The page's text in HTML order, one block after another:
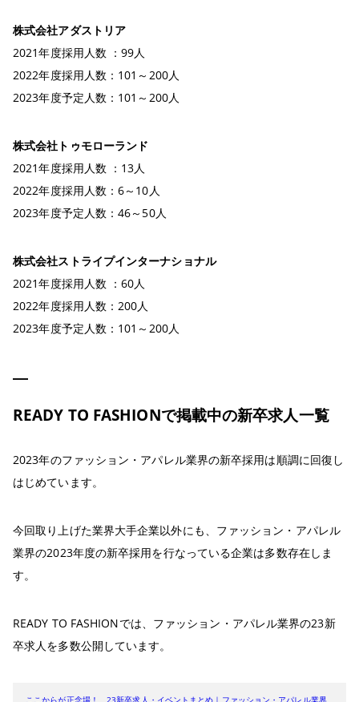
株式会社アダストリア
2021年度採用人数 ：99人
2022年度採用人数：101～200人
2023年度予定人数：101～200人
株式会社トゥモローランド
2021年度採用人数 ：13人
2022年度採用人数：6～10人
2023年度予定人数：46～50人
株式会社ストライプインターナショナル
2021年度採用人数 ：60人
2022年度採用人数：200人
2023年度予定人数：101～200人
READY TO FASHIONで掲載中の新卒求人一覧
2023年のファッション・アパレル業界の新卒採用は順調に回復し
はじめています。
今回取り上げた業界大手企業以外にも、ファッション・アパレル
業界の2023年度の新卒採用を行なっている企業は多数存在しま
す。
READY TO FASHIONでは、ファッション・アパレル業界の23新
卒求人を多数公開しています。
ここからが正念場！ 23新卒求人・イベントまとめ｜ファッション・アパレル業界